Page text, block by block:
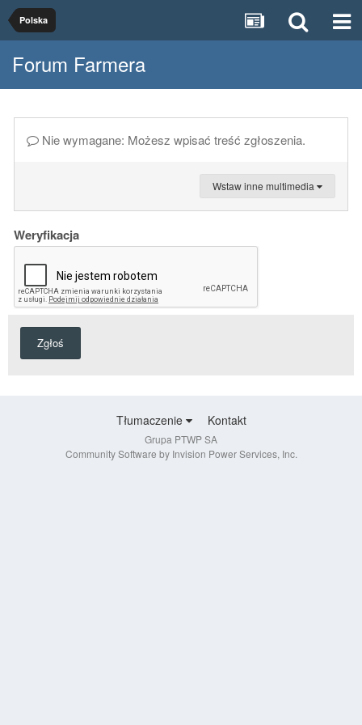
Polska
Forum Farmera
Nie wymagane: Możesz wpisać treść zgłoszenia.
Wstaw inne multimedia
Weryfikacja
Zgłoś
Tłumaczenie Kontakt
Grupa PTWP SA
Community Software by Invision Power Services, Inc.